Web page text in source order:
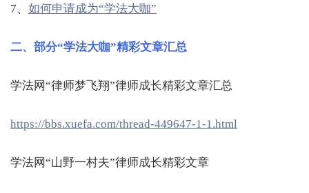
7、 如何申请成为“学法大咖”
二、部分“学法大咖”精彩文章汇总
学法网“律师梦飞翔”律师成长精彩文章汇总
https://bbs.xuefa.com/thread-449647-1-1.html
学法网“山野一村夫”律师成长精彩文章